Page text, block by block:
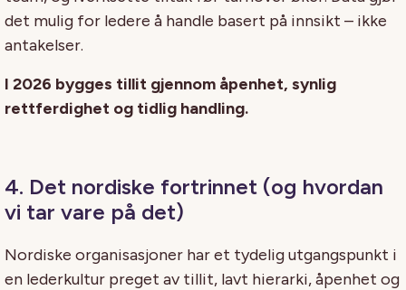
det mulig for ledere å handle basert på innsikt – ikke
antakelser.
I 2026 bygges tillit gjennom åpenhet, synlig
rettferdighet og tidlig handling.
4. Det nordiske fortrinnet (og hvordan
vi tar vare på det)
Nordiske organisasjoner har et tydelig utgangspunkt i
en lederkultur preget av tillit, lavt hierarki, åpenhet og